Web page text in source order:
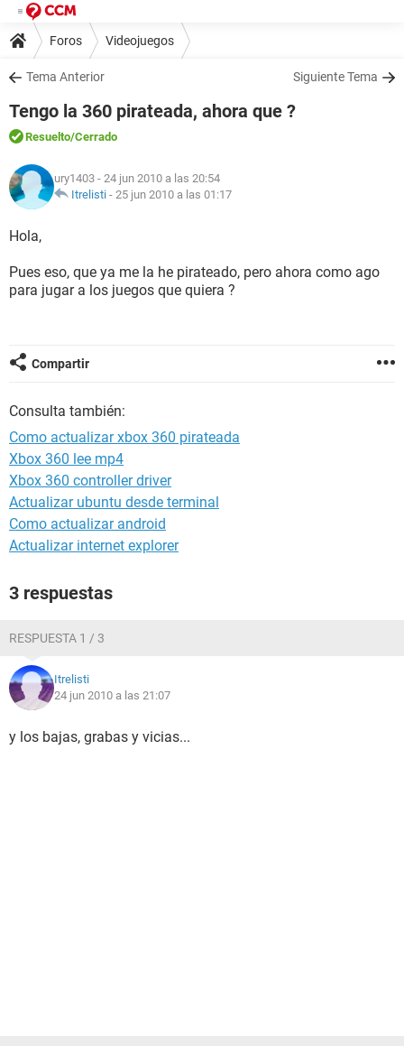
Foros Videojuegos
Tema Anterior Siguiente Tema
Tengo la 360 pirateada, ahora que ?
Resuelto/Cerrado
ury1403 - 24 jun 2010 a las 20:54
Itrelisti - 25 jun 2010 a las 01:17
Hola,
Pues eso, que ya me la he pirateado, pero ahora como ago
para jugar a los juegos que quiera ?
Compartir
Consulta también:
Como actualizar xbox 360 pirateada
Xbox 360 lee mp4
Xbox 360 controller driver
Actualizar ubuntu desde terminal
Como actualizar android
Actualizar internet explorer
3 respuestas
RESPUESTA 1 / 3
Itrelisti
24 jun 2010 a las 21:07
y los bajas, grabas y vicias...